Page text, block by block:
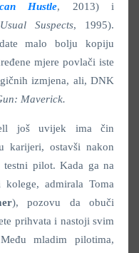
Hustle, 2013) i
Suspects, 1995).
malo bolju kopiju
mjere povlači iste
izmjena, ali, DNK
Maverick.
još uvijek ima čin
karijeri, ostavši nakon
testni pilot. Kada ga na
admirala Toma
), pozovu da obuči
prihvata i nastoji svim
mladim pilotima,